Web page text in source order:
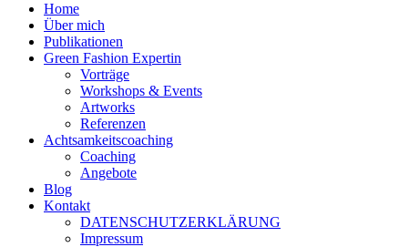
Home
Über mich
Publikationen
Green Fashion Expertin
Vorträge
Workshops & Events
Artworks
Referenzen
Achtsamkeitscoaching
Coaching
Angebote
Blog
Kontakt
DATENSCHUTZERKLÄRUNG
Impressum